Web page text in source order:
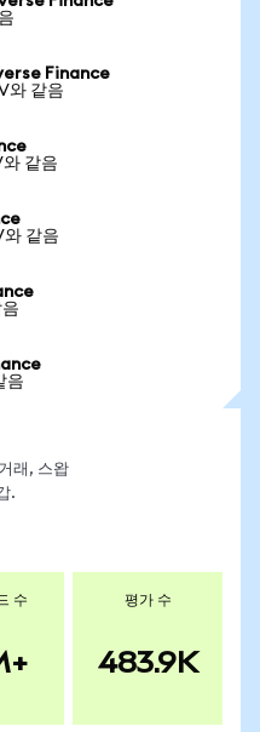
Finance
와 같음
같음
와 같음
음
래, 스왑
.
수 평가 수
483.9K